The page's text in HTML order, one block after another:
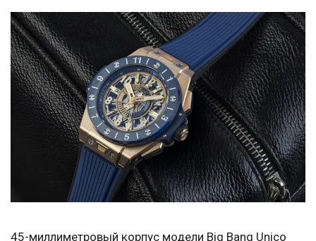
45-миллиметровый корпус модели Big Bang Unico